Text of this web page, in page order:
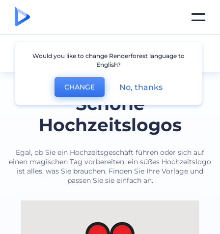
Schöne
Hochzeitslogos
Egal, ob Sie ein Hochzeitsgeschäft führen oder sich auf
einen magischen Tag vorbereiten, ein süßes Hochzeitslogo
ist alles, was Sie brauchen. Finden Sie Ihre Vorlage und
passen Sie sie einfach an.
Hochzeit
Would you like to change Renderforest language to
English?
CHANGE No, thanks